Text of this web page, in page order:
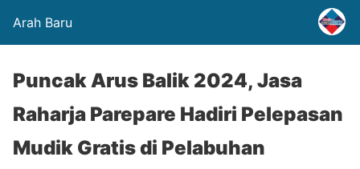
Arah Baru
Puncak Arus Balik 2024, Jasa
Raharja Parepare Hadiri Pelepasan
Mudik Gratis di Pelabuhan